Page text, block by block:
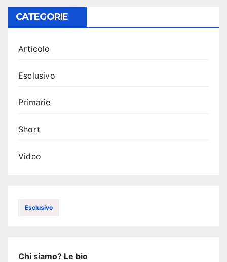
CATEGORIE
Articolo
Esclusivo
Primarie
Short
Video
Esclusivo
Chi siamo? Le bio